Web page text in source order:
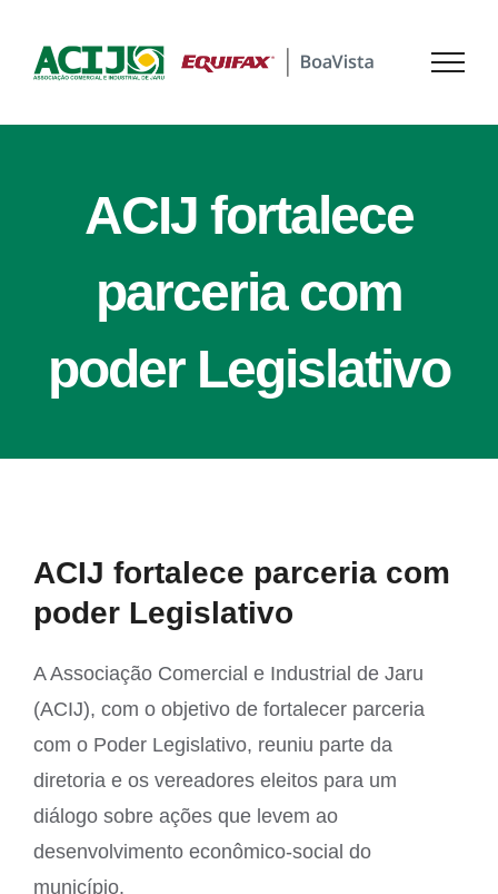
conteúdo
ACIJ fortalece
parceria com
poder Legislativo
Larger
Image
ACIJ fortalece parceria com
poder Legislativo
A Associação Comercial e Industrial de Jaru
(ACIJ), com o objetivo de fortalecer parceria
com o Poder Legislativo, reuniu parte da
diretoria e os vereadores eleitos para um
diálogo sobre ações que levem ao
desenvolvimento econômico-social do
município.